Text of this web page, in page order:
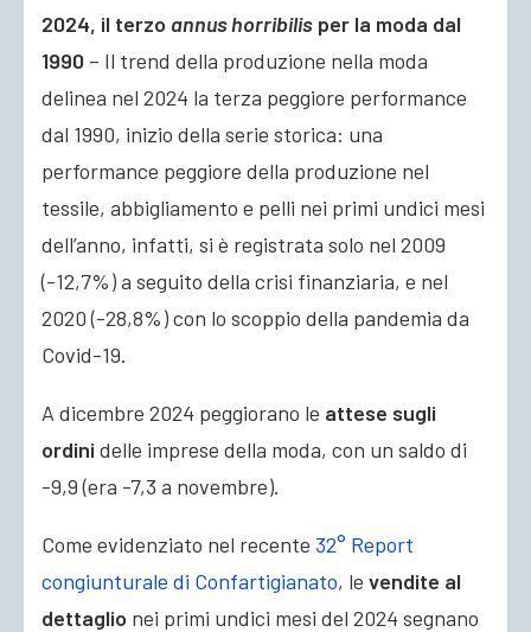
2024, il terzo annus horribilis per la moda dal
1990 – Il trend della produzione nella moda
delinea nel 2024 la terza peggiore performance
dal 1990, inizio della serie storica: una
performance peggiore della produzione nel
tessile, abbigliamento e pelli nei primi undici mesi
dell’anno, infatti, si è registrata solo nel 2009
(-12,7%) a seguito della crisi finanziaria, e nel
2020 (-28,8%) con lo scoppio della pandemia da
Covid-19.
A dicembre 2024 peggiorano le attese sugli
ordini delle imprese della moda, con un saldo di
-9,9 (era -7,3 a novembre).
Come evidenziato nel recente 32° Report
congiunturale di Confartigianato, le vendite al
dettaglio nei primi undici mesi del 2024 segnano